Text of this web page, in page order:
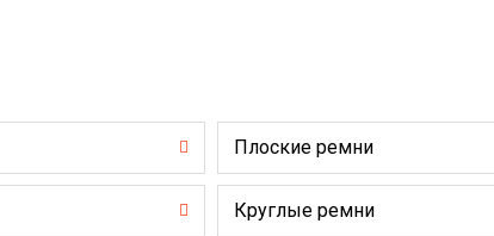
Плоские ремни
Круглые ремни